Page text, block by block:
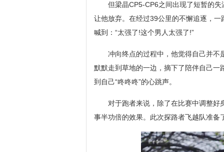
但梁晶CP5-CP6之间出现了短暂的
让他放弃。在经过39公里的不懈追逐，
喊到：“太强了!这个男人太强了!”
冲向终点的过程中，他觉得自己并不
默默走到草地的一边，摘下了陪伴自己
到自己“咚咚咚”的心跳声。
对于跑者来说，除了在比赛中调整
事半功倍的效果。此次探路者飞越队准